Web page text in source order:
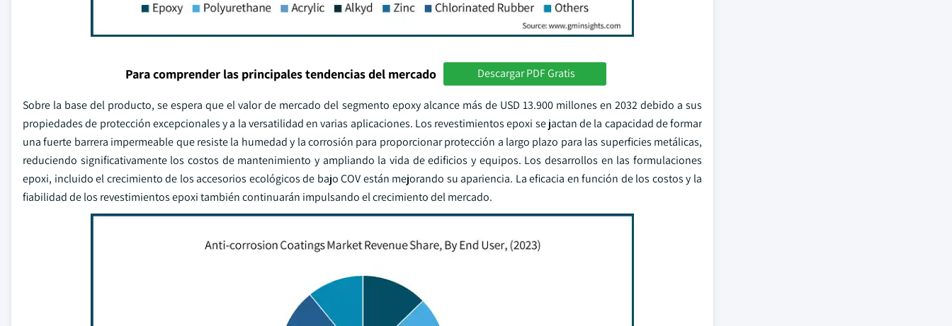
Para comprender las principales tendencias del mercado Descargar PDF Gratis
Sobre la base del producto, se espera que el valor de mercado del segmento epoxy alcance más de USD 13.900 millones en 2032 debido a sus
propiedades de protección excepcionales y a la versatilidad en varias aplicaciones. Los revestimientos epoxi se jactan de la capacidad de formar
una fuerte barrera impermeable que resiste la humedad y la corrosión para proporcionar protección a largo plazo para las superficies metálicas,
reduciendo significativamente los costos de mantenimiento y ampliando la vida de edificios y equipos. Los desarrollos en las formulaciones
epoxi, incluido el crecimiento de los accesorios ecológicos de bajo COV están mejorando su apariencia. La eficacia en función de los costos y la
fiabilidad de los revestimientos epoxi también continuarán impulsando el crecimiento del mercado.